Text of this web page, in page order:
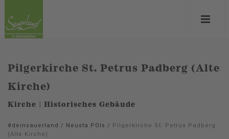
Pilgerkirche St. Petrus Padberg (Alte
Kirche)
Kirche | Historisches Gebäude
#deinsauerland / Neusta POIs / Pilgerkirche St. Petrus Padberg
(Alte Kirche)